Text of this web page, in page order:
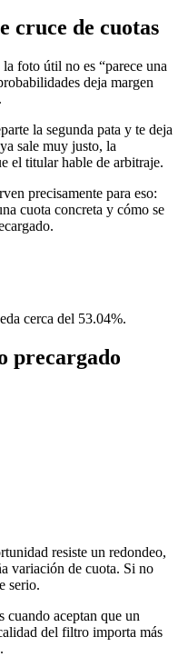
cruce de cuotas
foto útil no es “parece una
deja margen
la segunda pata y te deja
sale muy justo, la
el titular hable de arbitraje.
precisamente para eso:
cuota concreta y cómo se
cerca del 53.04%.
precargado
resiste un redondeo,
variación de cuota. Si no
serio.
cuando aceptan que un
del filtro importa más